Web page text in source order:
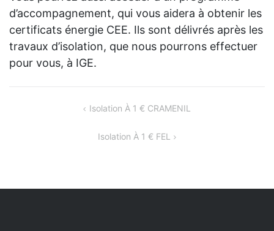
d’accompagnement, qui vous aidera à obtenir les
certificats énergie CEE. Ils sont délivrés après les
travaux d’isolation, que nous pourrons effectuer
pour vous, à IGE.
Isolation À 1 € CRAMENIL
Isolation À 1 € FEL